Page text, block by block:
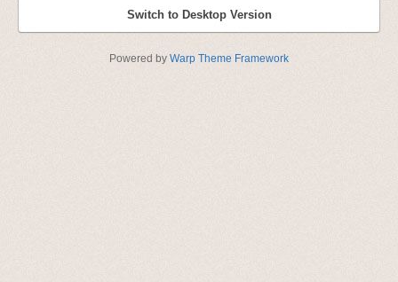
Switch to Desktop Version
Powered by Warp Theme Framework